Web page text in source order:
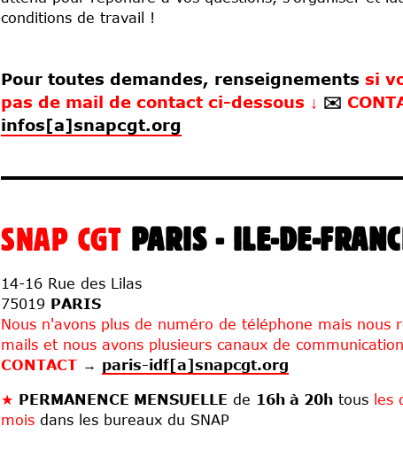
conditions de travail !
Pour toutes demandes, renseignements si
pas de mail de contact ci-dessous ↓ ✉️
infos[a]snapcgt.org
SNAP CGT PARIS - ILE-DE-
14-16 Rue des Lilas
75019 PARIS
Nous n'avons plus de numéro de téléphone mais nous
mails et nous avons plusieurs canaux de
CONTACT → paris-idf[a]snapcgt.org
★ PERMANENCE MENSUELLE de 16h à 20h tous les
mois dans les bureaux du SNAP